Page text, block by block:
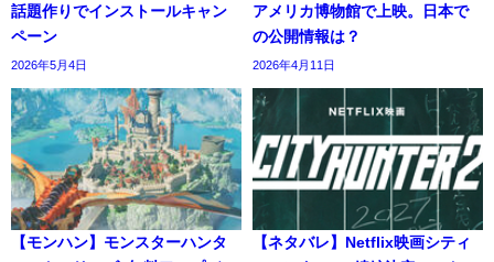
話題作りでインストールキャン
ペーン
2026年5月4日
アメリカ博物館で上映。日本で
の公開情報は？
2026年4月11日
【モンハン】モンスターハンタ
【ネタバレ】Netflix映画シティ